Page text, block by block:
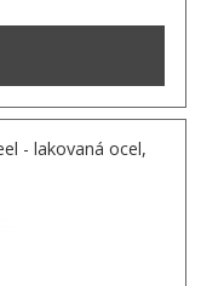
- lakovaná ocel,